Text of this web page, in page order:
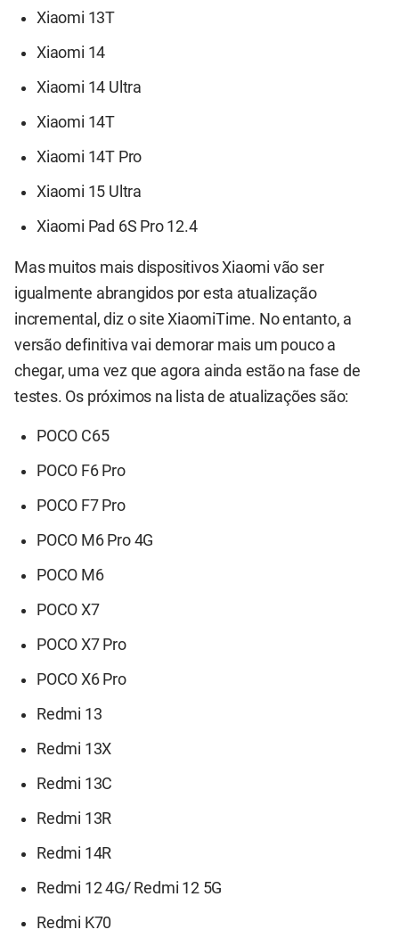
Xiaomi 13T
Xiaomi 14
Xiaomi 14 Ultra
Xiaomi 14T
Xiaomi 14T Pro
Xiaomi 15 Ultra
Xiaomi Pad 6S Pro 12.4
Mas muitos mais dispositivos Xiaomi vão ser
igualmente abrangidos por esta atualização
incremental, diz o site XiaomiTime. No entanto, a
versão definitiva vai demorar mais um pouco a
chegar, uma vez que agora ainda estão na fase de
testes. Os próximos na lista de atualizações são:
POCO C65
POCO F6 Pro
POCO F7 Pro
POCO M6 Pro 4G
POCO M6
POCO X7
POCO X7 Pro
POCO X6 Pro
Redmi 13
Redmi 13X
Redmi 13C
Redmi 13R
Redmi 14R
Redmi 12 4G/ Redmi 12 5G
Redmi K70